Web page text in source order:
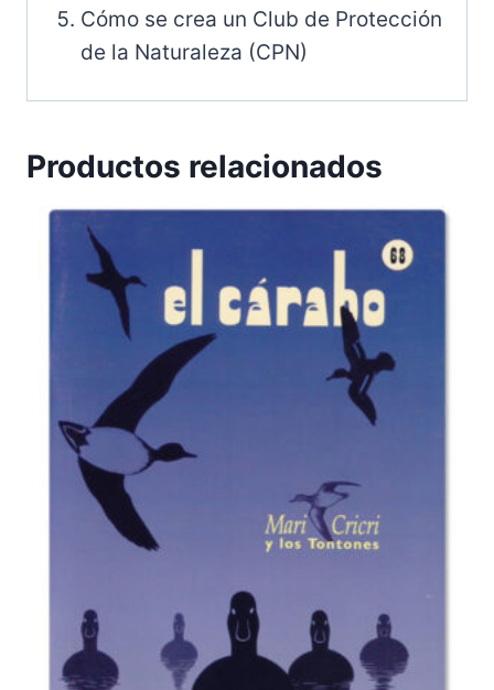
Cómo se crea un Club de Protección
de la Naturaleza (CPN)
Productos relacionados